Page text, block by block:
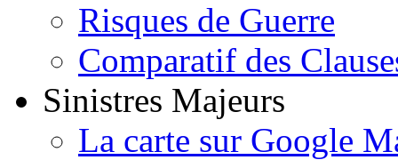
Risques de Guerre
Comparatif des
Sinistres Majeurs
La carte sur Google